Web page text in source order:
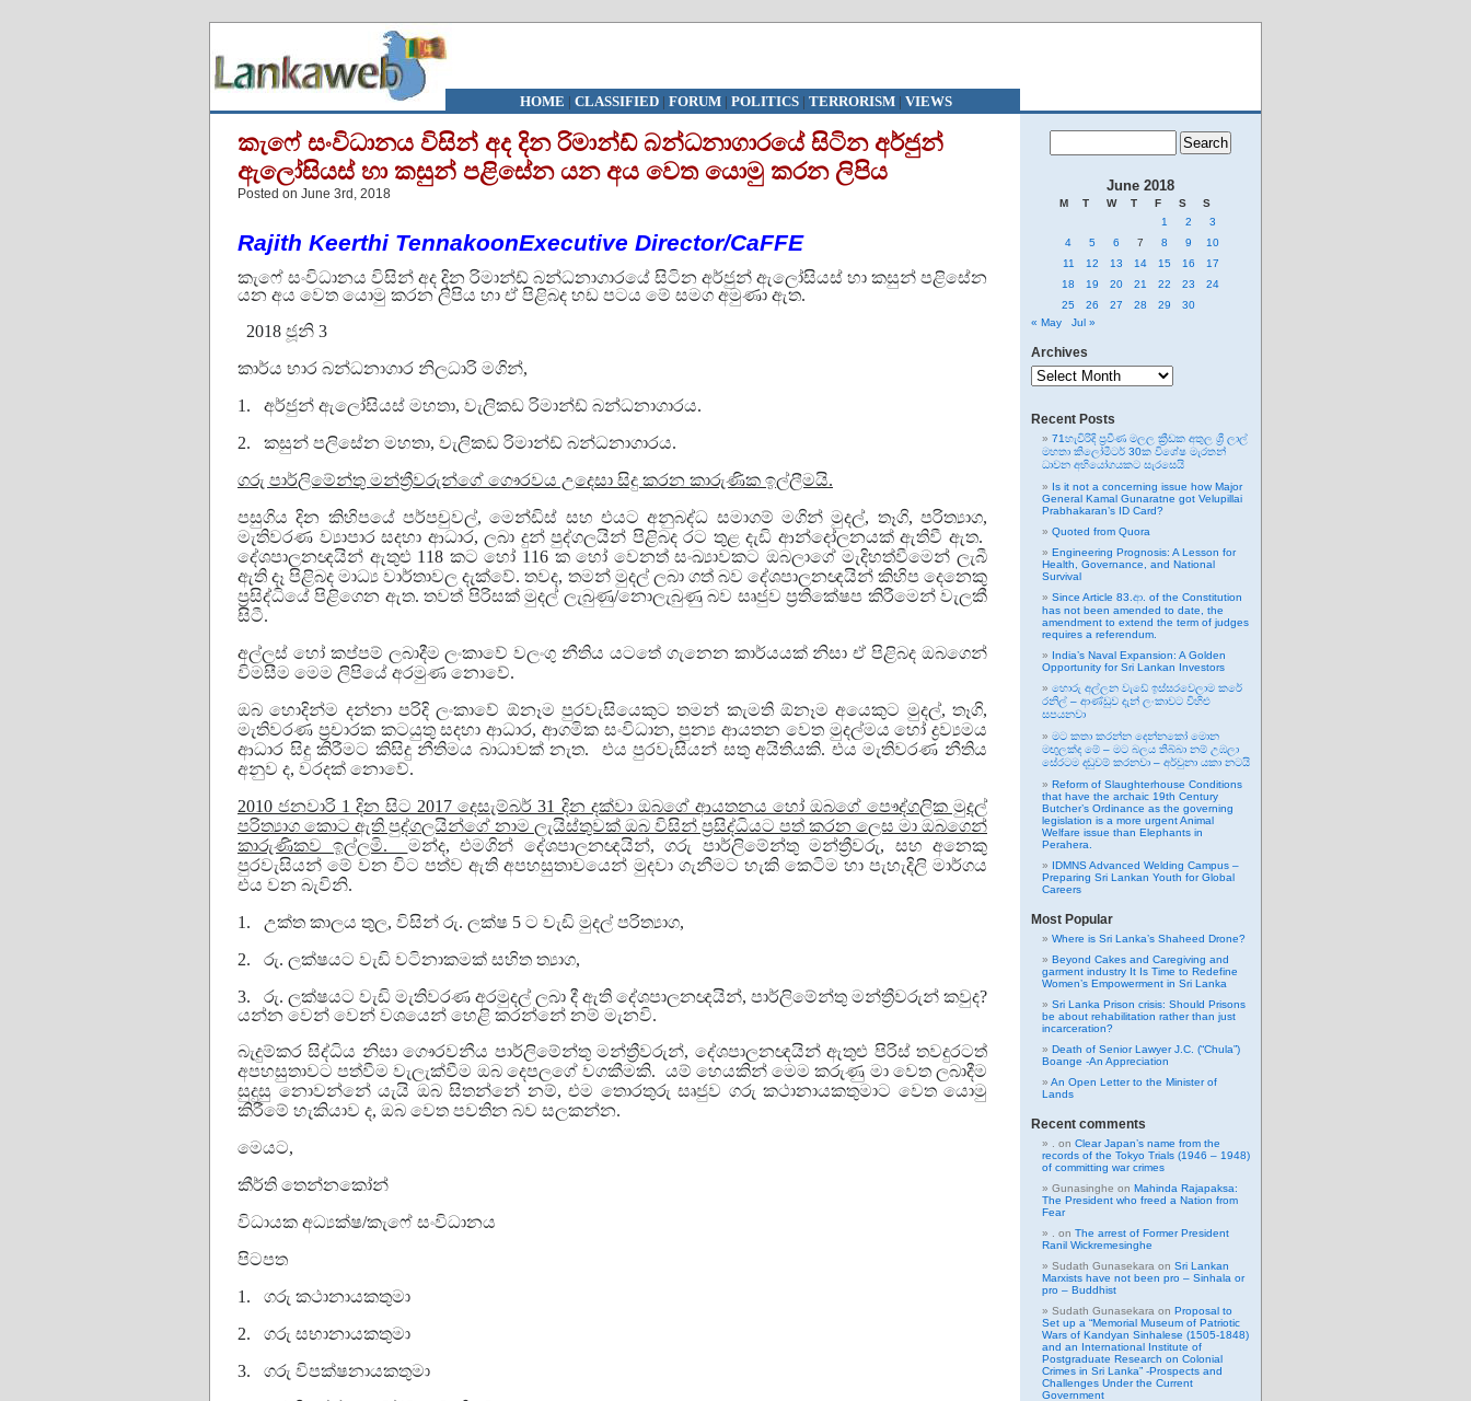
HOME | CLASSIFIED| FORUM| POLITICS | TERRORISM| VIEWS
කැෆේ සංවිධානය විසින් අද දින රිමාන්ඩ් බන්ධනාගාරයේ සිටින අර්ජුන්
ඇලෝසියස් හා කසුන් පළිසේන යන අය වෙත යොමු කරන ලිපිය
Posted on June 3rd, 2018
Rajith Keerthi TennakoonExecutive Director/CaFFE
කැෆේ සංවිධානය විසින් අද දින රිමාන්ඩ් බන්ධනාගාරයේ සිටින අර්ජුන් ඇලෝසියස් හා කසුන් පළිසේන
යන අය වෙත යොමු කරන ලිපිය හා ඒ පිළිබද හඩ පටය මේ සමග අමුණා ඇත.
2018 ජූනි 3
කාර්ය භාර බන්ධනාගාර නිලධාරි මගින්,
1.
අර්ජුන් ඇලෝසියස් මහතා, වැලිකඩ රිමාන්ඩ් බන්ධනාගාරය.
2.
කසුන් පලිසේන මහතා, වැලිකඩ රිමාන්ඩ් බන්ධනාගාරය.
ගරු පාර්ලිමේන්තු මන්ත්‍රීවරුන්ගේ ගෞරවය උදෙසා සිදු කරන කාරුණික ඉල්ලීමයි.
පසුගිය දින කිහිපයේ පර්පචුවල්, මෙන්ඩිස් සහ එයට අනුබද්ධ සමාගම් මගින් මුදල්, තෑගි, පරිත්‍යාග,
මැතිවරණ ව්‍යාපාර සදහා ආධාර, ලබා දුන් පුද්ගලයින් පිළිබද රට තුළ දැඩි ආන්දෝලනයක් ඇතිවී ඇත.
දේශපාලනඥයින් ඇතුළු 118 කට හෝ 116 ක හෝ වෙනත් සංඛ්‍යාවකට ඔබලාගේ මැදිහත්වීමෙන් ලැබී
ඇති දෑ පිළිබද මාධ්‍ය වාර්තාවල දැක්වේ. තවද, තමන් මුදල් ලබා ගත් බව දේශපාලනඥයින් කිහිප දෙනෙකු
ප්‍ර‍සිද්ධියේ පිළිගෙන ඇත. තවත් පිරිසක් මුදල් ලැබුණු/නොලැබුණු බව සෘජුව ප්‍ර‍තිකේෂප කිරීමෙන් වැලකී
සිටී.
අල්ලස් හෝ කප්පම් ලබාදීම ලංකාවේ වලංගු නීතිය යටතේ ගැනෙන කාර්යයක් නිසා ඒ පිළිබද ඔබගෙන්
විමසීම මෙම ලිපියේ අරමුණ නොවේ.
ඔබ හොදින්ම දන්නා පරිදි ලංකාවේ ඕනෑම පුරවැසියෙකුට තමන් කැමති ඕනෑම අයෙකුට මුදල්, තෑගි,
මැතිවරණ ප්‍ර‍චාරක කටයුතු සදහා ආධාර, ආගමික සංවිධාන, පුන්‍ය ආයතන වෙත මුදල්මය හෝ ද්‍ර‍ව්‍යමය
ආධාර සිදු කිරීමට කිසිදු නීතිමය බාධාවක් නැත. එය පුරවැසියන් සතු අයිතියකි. එය මැතිවරණ නීතිය
අනුව ද, වරදක් නොවේ.
2010 ජනවාරි 1 දින සිට 2017 දෙසැම්බර් 31 දින දක්වා ඔබගේ ආයතනය හෝ ඔබගේ පෞද්ගලික මුදල්
පරිත්‍යාග කොට ඇති පුද්ගලයින්ගේ නාම ලැයිස්තුවක් ඔබ විසින් ප්‍ර‍සිද්ධියට පත් කරන ලෙස මා ඔබගෙන්
කාරුණිකව ඉල්ලමි. මන්ද, එමගින් දේශපාලනඥයින්, ගරු පාර්ලිමේන්තු මන්ත්‍රීවරු, සහ අනෙකු
පුරවැසියන් මේ වන විට පත්ව ඇති අපහසුතාවයෙන් මුදවා ගැනීමට හැකි කෙටිම හා පැහැදිලි මාර්ගය
එය වන බැවිනි.
1.
උක්ත කාලය තුල, විසින් රු. ලක්ෂ 5 ට වැඩි මුදල් පරිත්‍යාග,
2.
රු. ලක්ෂයට වැඩි වටිනාකමක් සහිත ත්‍යාග,
3.
රු. ලක්ෂයට වැඩි මැතිවරණ අරමුදල් ලබා දී ඇති දේශපාලනඥයින්, පාර්ලිමේන්තු මන්ත්‍රීවරුන් කවුද?
යන්න වෙන් වෙන් වශයෙන් හෙළි කරන්නේ නම් මැනවි.
බැදුම්කර සිද්ධිය නිසා ගෞරවනීය පාර්ලිමේන්තු මන්ත්‍රීවරුන්, දේශපාලනඥයින් ඇතුළු පිරිස් තවදුරටත්
අපහසුතාවට පත්වීම වැලැක්වීම ඔබ දෙපලගේ වගකීමකි. යම් හෙයකින් මෙම කරුණු මා වෙත ලබාදීම
සුදුසු නොවන්නේ යැයි ඔබ සිතන්නේ නම්, එම තොරතුරු සෘජුව ගරු කථානායකතුමාට වෙත යොමු
කිරීමේ හැකියාව ද, ඔබ වෙත පවතින බව සලකන්න.
මෙයට,
කීර්ති තෙන්නකෝන්
විධායක අධ්‍යක්ෂ/කැෆේ සංවිධානය
පිටපත
1.
ගරු කථානායකතුමා
2.
ගරු සභානායකතුමා
3.
ගරු විපක්ෂනායකතුමා
June 2018
M T W T F S
S
1
2
3
4
5 6 7 8 9
10
11
12 13 14 15 16
17
18
19 20 21 22 23
24
25
26 27 28 29
30
« May
Jul »
Archives
Archives
Recent Posts
71හැවිරිදි ප්‍රවීණ මලල ක්‍රීඩක අතුල ශ්‍රී ලාල්
මහතා කිලෝමීටර් 30ක විශේෂ මැරතන්
ධාවන අභියෝගයකට සැරසෙයි
Is it not a concerning issue how Major
General Kamal Gunaratne got Velupillai
Prabhakaran’s ID Card?
Quoted from Quora
Engineering Prognosis: A Lesson for
Health, Governance, and National
Survival
Since Article 83.ආ. of the Constitution
has not been amended to date, the
amendment to extend the term of judges
requires a referendum.
India’s Naval Expansion: A Golden
Opportunity for Sri Lankan Investors
හොරු අල්ලන වැඩේ ඉස්සරවෙලාම කරේ
රනිල් – ආණ්ඩුව දැන් ලංකාවට විහිළු
සපයනවා
මට කතා කරන්න දෙන්නකෝ මොන
මඟුලක්ද මේ – මට බලය තිබ්බා නම් උඹලා
සේරටම දඬුවම් කරනවා – අර්චුනා යකා නටයි
Reform of Slaughterhouse Conditions
that have the archaic 19th Century
Butcher’s Ordinance as the governing
legislation is a more urgent Animal
Welfare issue than Elephants in
Perahera.
IDMNS Advanced Welding Campus –
Preparing Sri Lankan Youth for Global
Careers
Most Popular
Where is Sri Lanka’s Shaheed Drone?
Beyond Cakes and Caregiving and
garment industry It Is Time to Redefine
Women’s Empowerment in Sri Lanka
Sri Lanka Prison crisis: Should Prisons
be about rehabilitation rather than just
incarceration?
Death of Senior Lawyer J.C. (“Chula”)
Boange -An Appreciation
An Open Letter to the Minister of
Lands
Recent comments
on Clear Japan’s name from the
records of the Tokyo Trials (1946 – 1948)
of committing war crimes
Gunasinghe on Mahinda Rajapaksa:
The President who freed a Nation from
Fear
on The arrest of Former President
Ranil Wickremesinghe
Sudath Gunasekara on Sri Lankan
Marxists have not been pro – Sinhala or
pro – Buddhist
Sudath Gunasekara on Proposal to
Set up a “Memorial Museum of Patriotic
Wars of Kandyan Sinhalese (1505-1848)
and an International Institute of
Postgraduate Research on Colonial
Crimes in Sri Lanka” -Prospects and
Challenges Under the Current
Government